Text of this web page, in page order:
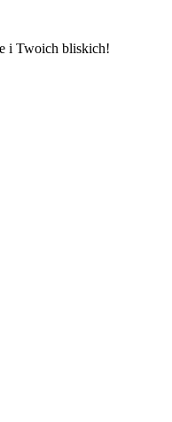
i Twoich bliskich!